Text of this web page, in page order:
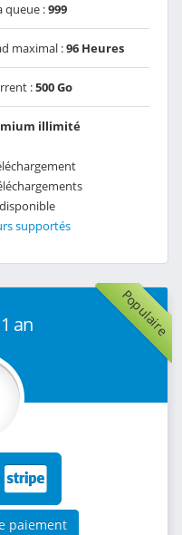
queue :999
maximal :96 Heures
:500 Go
illimité
supportés
Populaire
an
paiement